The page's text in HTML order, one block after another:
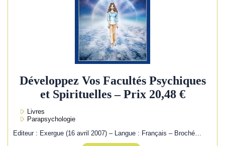
Développez Vos Facultés Psychiques
et Spirituelles – Prix 20,48 €
Livres
Parapsychologie
Editeur : Exergue (16 avril 2007) – Langue : Français – Broché…